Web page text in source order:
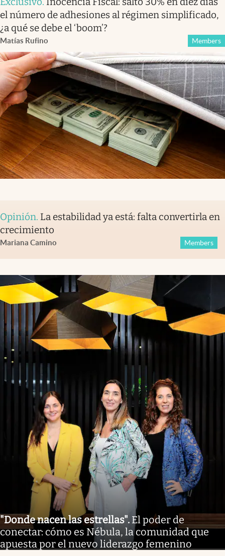
el número de adhesiones al régimen simplificado,
¿a qué se debe el ‘boom’?
Matías Rufino Members
Opinión. La estabilidad ya está: falta convertirla en
crecimiento
Mariana Camino Members
"Donde nacen las estrellas". El poder de
conectar: cómo es Nébula, la comunidad que
apuesta por el nuevo liderazgo femenino